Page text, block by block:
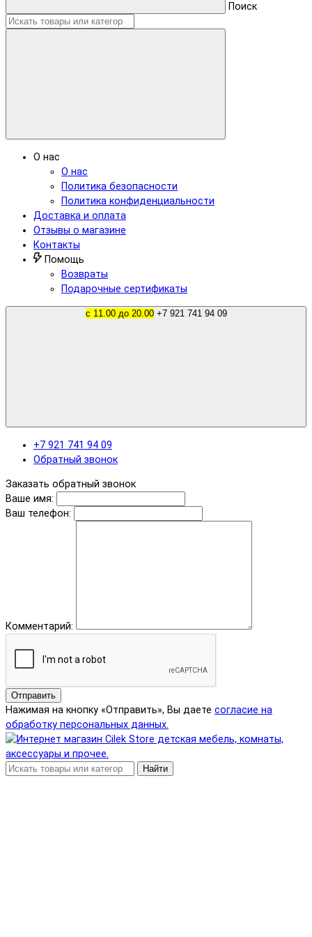
Поиск
О нас
О нас
Политика безопасности
Политика конфиденциальности
Доставка и оплата
Отзывы о магазине
Контакты
Помощь
Возвраты
Подарочные сертификаты
с 11.00 до 20.00 +7 921 741 94 09
+7 921 741 94 09
Обратный звонок
Заказать обратный звонок
Ваше имя:
Ваш телефон:
Комментарий:
Отправить
Нажимая на кнопку «Отправить», Вы даете согласие на
обработку персональных данных.
Найти